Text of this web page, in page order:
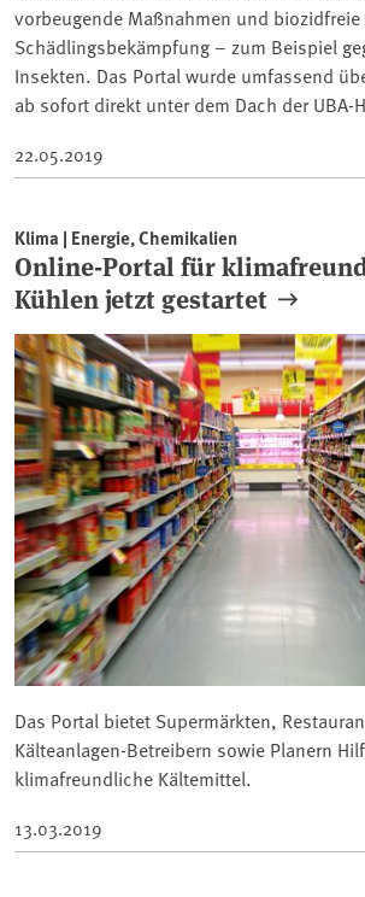
vorbeugende Maßnahmen und
Schädlingsbekämpfung – zum Beispiel
Insekten. Das Portal wurde umfassend
ab sofort direkt unter dem Dach der UBA-
22.05.2019
Klima | Energie, Chemikalien
Online-Portal für
Kühlen jetzt gestartet
Das Portal bietet Supermärkten,
Kälteanlagen-Betreibern sowie Planern
klimafreundliche Kältemittel.
13.03.2019